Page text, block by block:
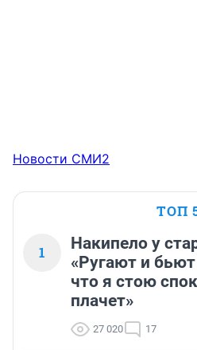
Новости СМИ2
ТОП
1
Накипело у
«Ругают и
что я стою
плачет»
27 020 17